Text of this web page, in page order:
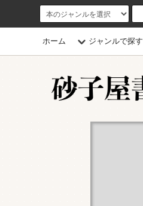
ホーム ジャンルで探す